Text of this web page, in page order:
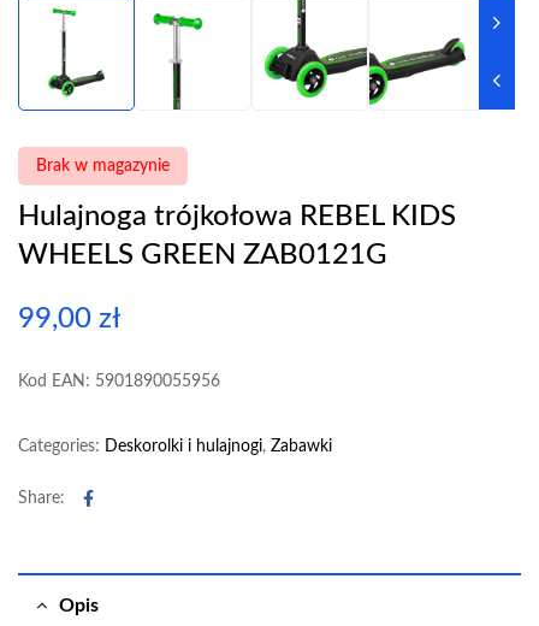
Brak w magazynie
Hulajnoga trójkołowa REBEL KIDS
WHEELS GREEN ZAB0121G
99,00 zł
Kod EAN: 5901890055956
Categories: Deskorolki i hulajnogi, Zabawki
Share: Facebook
Opis